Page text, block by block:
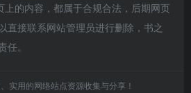
的内容，都属于合规合法，后期网页
直接联系网站管理员进行删除，书之
任。
实用的网络站点资源收集与分享！